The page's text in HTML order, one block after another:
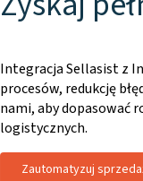
Integracja Sellasist z
procesów, redukcję
nami, aby dopasować
logistycznych.
Zautomatyzuj